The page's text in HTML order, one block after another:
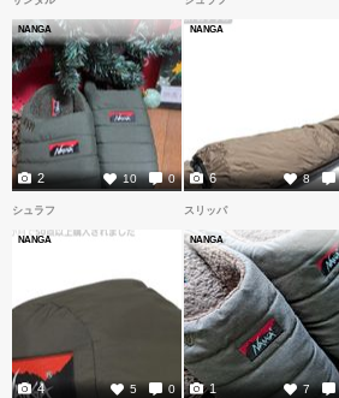
NANGA
10 0
2
NANGA
8
6
シュラフ
NANGA
5 0
4
スリッパ
NANGA
7
1